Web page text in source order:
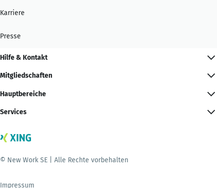
Karriere
Presse
Hilfe & Kontakt
Mitgliedschaften
Hauptbereiche
Services
© New Work SE | Alle Rechte vorbehalten
Impressum